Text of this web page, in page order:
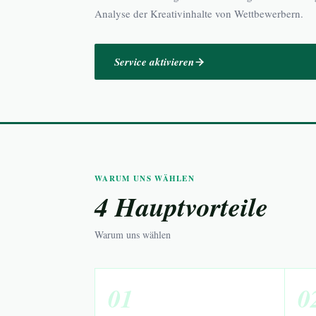
Analyse der Kreativinhalte von Wettbewerbern.
Service aktivieren
WARUM UNS WÄHLEN
4 Hauptvorteile
Warum uns wählen
01